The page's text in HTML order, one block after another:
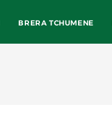
BRERA TCHUMENE